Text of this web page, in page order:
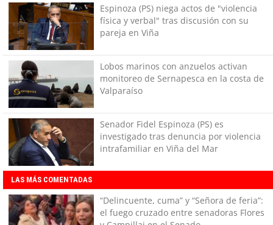
Espinoza (PS) niega actos de "violencia
física y verbal" tras discusión con su
pareja en Viña
Lobos marinos con anzuelos activan
monitoreo de Sernapesca en la costa de
Valparaíso
Senador Fidel Espinoza (PS) es
investigado tras denuncia por violencia
intrafamiliar en Viña del Mar
LAS MÁS COMENTADAS
“Delincuente, cuma” y “Señora de feria”:
el fuego cruzado entre senadoras Flores